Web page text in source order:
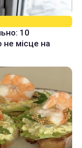
10
місце на